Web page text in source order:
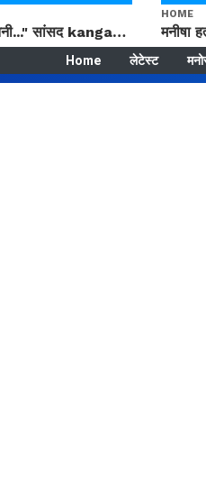
हम सनातनी..." सांसद kangana Ranaut से क्या बोली लड़की? Viral Jantar-Mantar | CJP protest
HOME
Home लेटेस्ट